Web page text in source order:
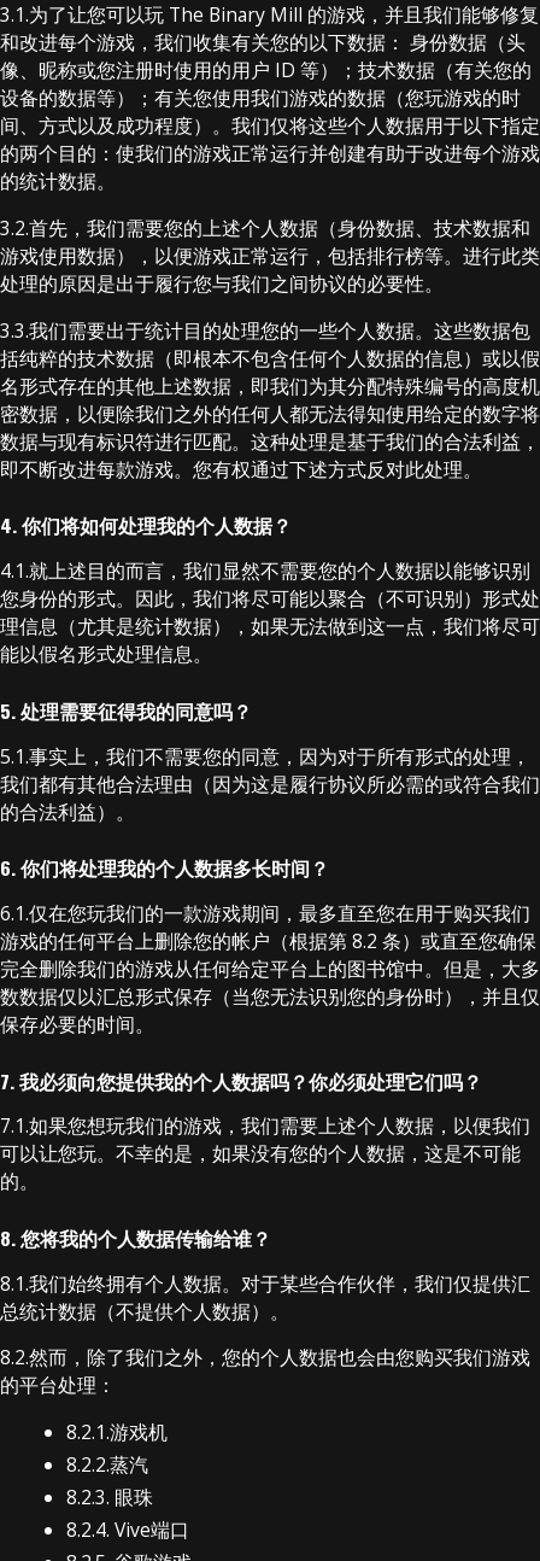
3.1.为了让您可以玩 The Binary Mill 的游戏，并且我们能够修复
和改进每个游戏，我们收集有关您的以下数据： 身份数据（头
像、昵称或您注册时使用的用户 ID 等）；技术数据（有关您的
设备的数据等）；有关您使用我们游戏的数据（您玩游戏的时
间、方式以及成功程度）。我们仅将这些个人数据用于以下指定
的两个目的：使我们的游戏正常运行并创建有助于改进每个游戏
的统计数据。
3.2.首先，我们需要您的上述个人数据（身份数据、技术数据和
游戏使用数据），以便游戏正常运行，包括排行榜等。进行此类
处理的原因是出于履行您与我们之间协议的必要性。
3.3.我们需要出于统计目的处理您的一些个人数据。这些数据包
括纯粹的技术数据（即根本不包含任何个人数据的信息）或以假
名形式存在的其他上述数据，即我们为其分配特殊编号的高度机
密数据，以便除我们之外的任何人都无法得知使用给定的数字将
数据与现有标识符进行匹配。这种处理是基于我们的合法利益，
即不断改进每款游戏。您有权通过下述方式反对此处理。
4. 你们将如何处理我的个人数据？
4.1.就上述目的而言，我们显然不需要您的个人数据以能够识别
您身份的形式。因此，我们将尽可能以聚合（不可识别）形式处
理信息（尤其是统计数据），如果无法做到这一点，我们将尽可
能以假名形式处理信息。
5. 处理需要征得我的同意吗？
5.1.事实上，我们不需要您的同意，因为对于所有形式的处理，
我们都有其他合法理由（因为这是履行协议所必需的或符合我们
的合法利益）。
6. 你们将处理我的个人数据多长时间？
6.1.仅在您玩我们的一款游戏期间，最多直至您在用于购买我们
游戏的任何平台上删除您的帐户（根据第 8.2 条）或直至您确保
完全删除我们的游戏从任何给定平台上的图书馆中。但是，大多
数数据仅以汇总形式保存（当您无法识别您的身份时），并且仅
保存必要的时间。
7. 我必须向您提供我的个人数据吗？你必须处理它们吗？
7.1.如果您想玩我们的游戏，我们需要上述个人数据，以便我们
可以让您玩。不幸的是，如果没有您的个人数据，这是不可能
的。
8. 您将我的个人数据传输给谁？
8.1.我们始终拥有个人数据。对于某些合作伙伴，我们仅提供汇
总统计数据（不提供个人数据）。
8.2.然而，除了我们之外，您的个人数据也会由您购买我们游戏
的平台处理：
8.2.1.游戏机
8.2.2.蒸汽
8.2.3. 眼珠
8.2.4. Vive端口